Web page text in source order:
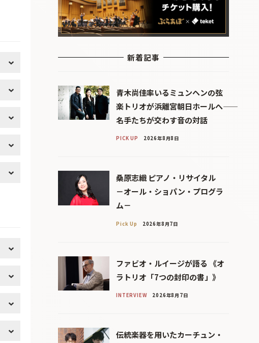
新着記事
青木尚佳率いるミュンヘンの弦
楽トリオが浜離宮朝日ホールへ――
名手たちが交わす音の対話
PICK UP 2026年8月8日
桑原志織 ピアノ・リサイタル
－オール・ショパン・プログラ
ム－
Pick Up 2026年8月7日
ファビオ・ルイージが語る 《オ
ラトリオ「7つの封印の書」》
INTERVIEW 2026年8月7日
伝統楽器を用いたカーチュン・